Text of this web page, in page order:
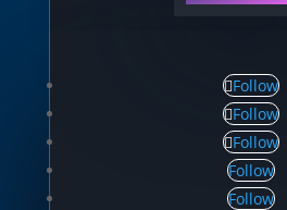
Follow
Follow
Follow
Follow
Follow